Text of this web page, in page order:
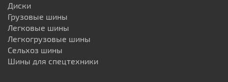
Диски
Грузовые шины
Легковые шины
Легкогрузовые шины
Сельхоз шины
Шины для спецтехники